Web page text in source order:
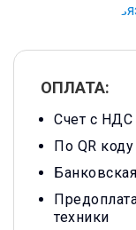
ОПЛАТА:
Счет с НДС
По QR
техники